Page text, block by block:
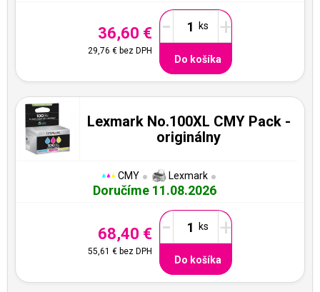
36,60 €
29,76 € bez DPH
- +
Do košíka
Lexmark No.100XL CMY Pack -
originálny
CMY Lexmark
Doručíme 11.08.2026
68,40 €
55,61 € bez DPH
- +
Do košíka